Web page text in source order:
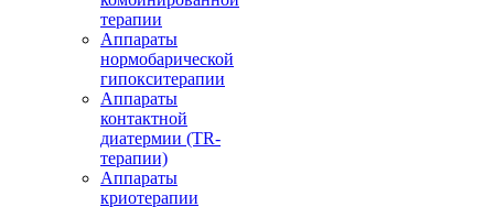
терапии
Аппараты
нормобарической
гипокситерапии
Аппараты
контактной
диатермии (TR-
терапии)
Аппараты
криотерапии